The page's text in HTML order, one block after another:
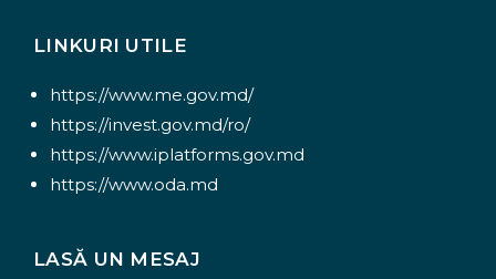
LINKURI UTILE
https://www.me.gov.md/
https://invest.gov.md/ro/
https://www.iplatforms.gov.md
https://www.oda.md
LASĂ UN MESAJ